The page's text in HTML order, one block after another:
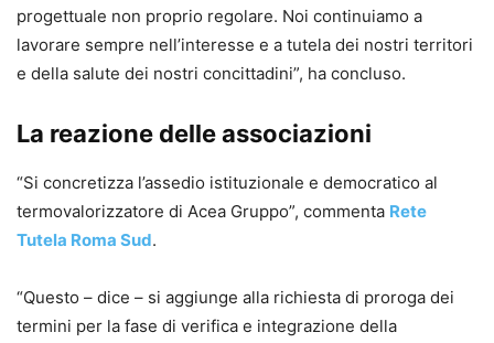
progettuale non proprio regolare. Noi continuiamo a
lavorare sempre nell’interesse e a tutela dei nostri territori
e della salute dei nostri concittadini”, ha concluso.
La reazione delle associazioni
“Si concretizza l’assedio istituzionale e democratico al
termovalorizzatore di Acea Gruppo”, commenta Rete
Tutela Roma Sud.
“Questo – dice – si aggiunge alla richiesta di proroga dei
termini per la fase di verifica e integrazione della